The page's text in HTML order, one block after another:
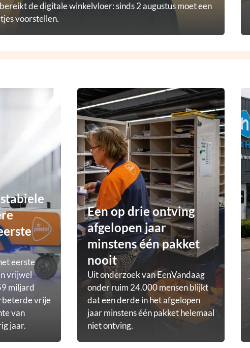
de digitale winkelvloer: sinds 2 augustus moet een
voorstellen.
eerste
vrijwel
miljard
vrije
van
jaar.
Een op drie ontving
afgelopen jaar
minstens één pakket
nooit
Uit onderzoek van EenVandaag
onder ruim 24.000 mensen blijkt
dat een derde in het afgelopen
jaar minstens één pakket helemaal
niet ontving.